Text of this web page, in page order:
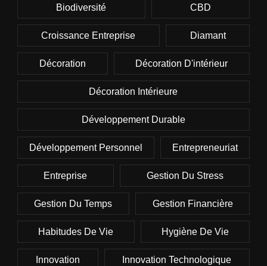
Biodiversité CBD
Croissance Entreprise Diamant
Décoration Décoration D'intérieur
Décoration Intérieure
Développement Durable
Développement Personnel Entrepreneuriat
Entreprise Gestion Du Stress
Gestion Du Temps Gestion Financière
Habitudes De Vie Hygiène De Vie
Innovation Innovation Technologique